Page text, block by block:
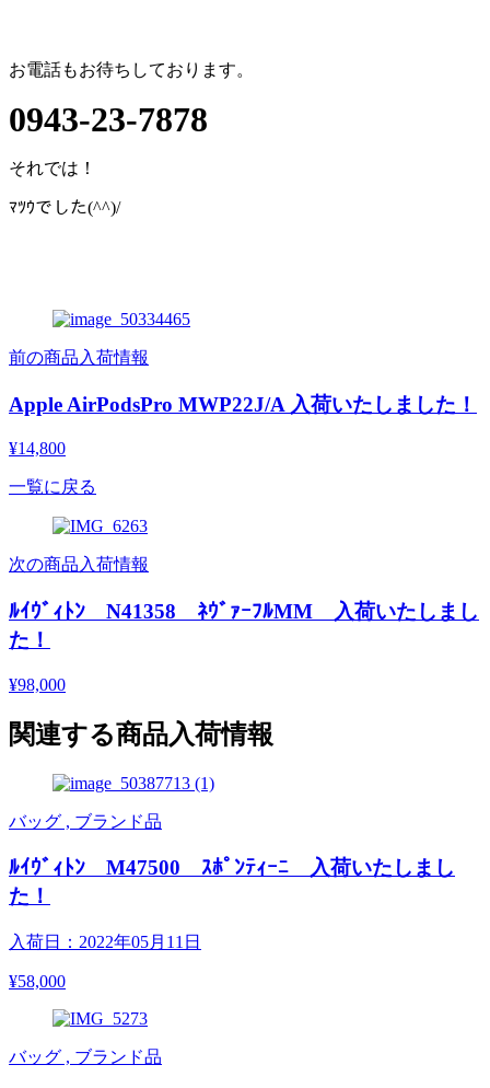
お電話もお待ちしております。
0943-23-7878
それでは！
ﾏﾂｳでした(^^)/
前の商品入荷情報
Apple AirPodsPro MWP22J/A 入荷いたしました！
¥14,800
一覧に戻る
次の商品入荷情報
ﾙｲｳﾞｨﾄﾝ N41358 ﾈｳﾞｧｰﾌﾙMM 入荷いたしまし
た！
¥98,000
関連する商品入荷情報
バッグ , ブランド品
ﾙｲｳﾞｨﾄﾝ M47500 ｽﾎﾟﾝﾃｨｰﾆ 入荷いたしまし
た！
入荷日：2022年05月11日
¥58,000
バッグ , ブランド品